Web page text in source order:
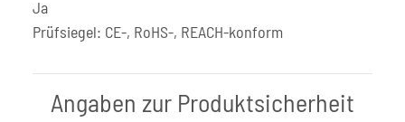
Ja
Prüfsiegel: CE-, RoHS-, REACH-konform
Angaben zur Produktsicherheit